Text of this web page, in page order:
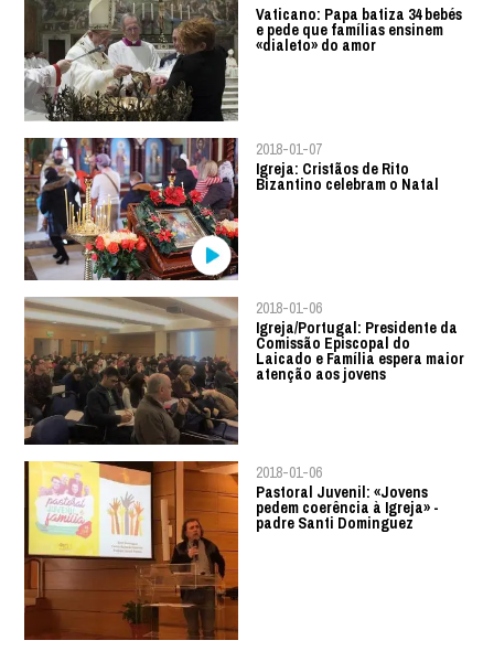
Vaticano: Papa batiza 34 bebés
e pede que famílias ensinem
«dialeto» do amor
2018-01-07
Igreja: Cristãos de Rito
Bizantino celebram o Natal
2018-01-06
Igreja/Portugal: Presidente da
Comissão Episcopal do
Laicado e Família espera maior
atenção aos jovens
2018-01-06
Pastoral Juvenil: «Jovens
pedem coerência à Igreja» -
padre Santi Dominguez